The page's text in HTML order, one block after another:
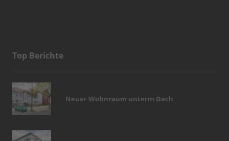
Top Berichte
Neuer Wohnraum unterm Dach